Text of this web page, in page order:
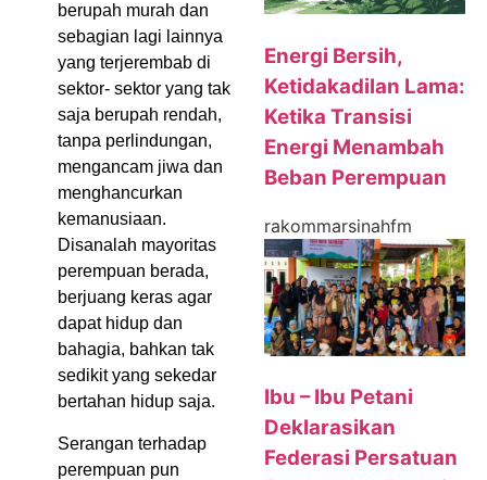
berupah murah dan
sebagian lagi lainnya
yang terjerembab di
sektor- sektor yang tak
saja berupah rendah,
tanpa perlindungan,
mengancam jiwa dan
menghancurkan
kemanusiaan.
Disanalah mayoritas
perempuan berada,
berjuang keras agar
dapat hidup dan
bahagia, bahkan tak
sedikit yang sekedar
bertahan hidup saja.
Serangan terhadap
perempuan pun
Energi Bersih,
Ketidakadilan Lama:
Ketika Transisi
Energi Menambah
Beban Perempuan
rakommarsinahfm
Ibu – Ibu Petani
Deklarasikan
Federasi Persatuan